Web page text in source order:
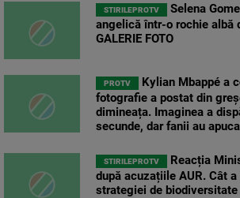
STIRILEPROTV
Selena
angelică într-o rochie albă
GALERIE FOTO
PROTV
Kylian Mbappé a
fotografie a postat din
dimineața. Imaginea a
secunde, dar fanii au
STIRILEPROTV
Reacția
după acuzațiile AUR. Cât
strategiei de biodiversitate